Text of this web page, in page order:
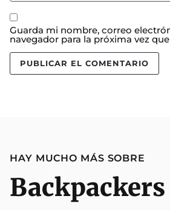
Guarda mi nombre, correo
navegador para la próxima vez
HAY MUCHO MÁS SOBRE
Backpackers